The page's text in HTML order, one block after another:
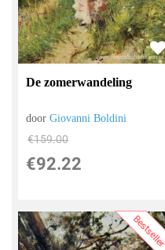
De zomerwandeling
doorGiovanni Boldini
€159.00
€92.22